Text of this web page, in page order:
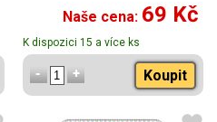
Naše cena: 69 Kč
K dispozici 15 a více ks
Koupit